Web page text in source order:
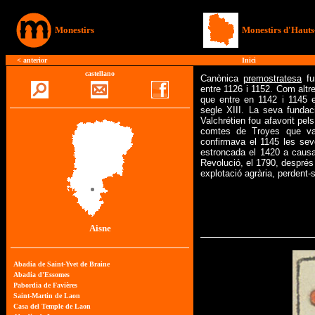
Monestirs Monestirs
< anterior
Inici
castellano
Aisne
Canònica premostratesa
entre 1126 i 1152. Com
que entre en 1142 i 1145
segle XIII. La seva
Valchrétien fou afavorit
comtes de Troyes que
confirmava el 1145 les
estroncada el 1420 a
Revolució, el 1790,
explotació agrària,